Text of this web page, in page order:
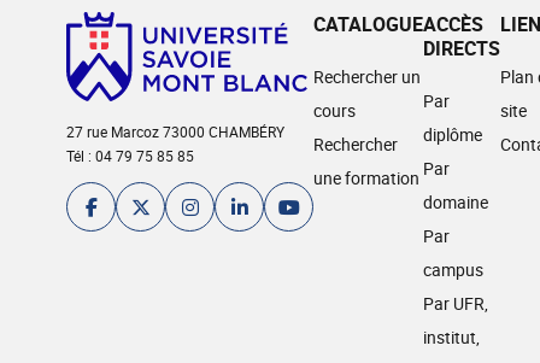
27 rue Marcoz 73000 CHAMBÉRY
Tél : 04 79 75 85 85
CATALOGUE
Rechercher un
cours
Rechercher
une formation
ACCÈS
DIRECTS
Par
diplôme
Par
domaine
Par
campus
Par UFR,
institut,
Plan
site